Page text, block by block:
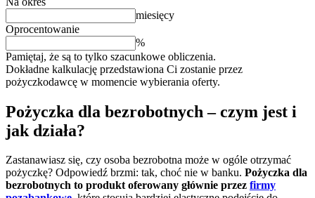
miesięcy
Oprocentowanie
%
Pamiętaj, że są to tylko szacunkowe obliczenia.
Dokładne kalkulację przedstawiona Ci zostanie przez
pożyczkodawcę w momencie wybierania oferty.
Pożyczka dla bezrobotnych – czym jest i
jak działa?
Zastanawiasz się, czy osoba bezrobotna może w ogóle otrzymać
pożyczkę? Odpowiedź brzmi: tak, choć nie w banku. Pożyczka dla
bezrobotnych to produkt oferowany głównie przez firmy